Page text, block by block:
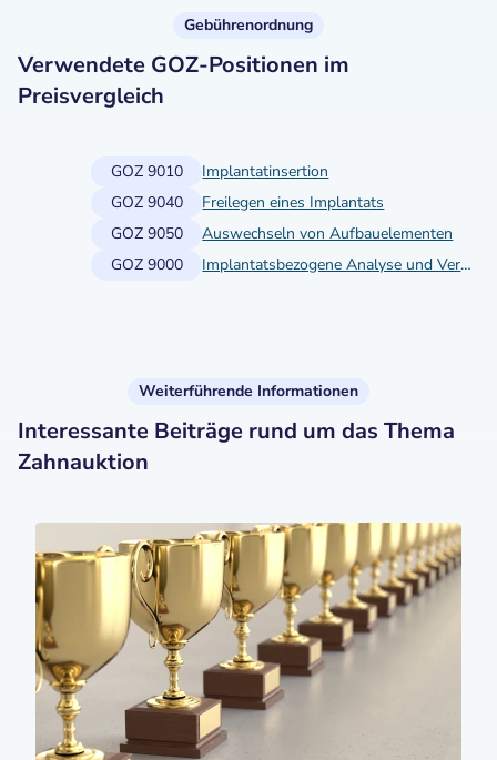
Gebührenordnung
Verwendete GOZ-Positionen im
Preisvergleich
GOZ 9010
Implantatinsertion
GOZ 9040
Freilegen eines Implantats
GOZ 9050
Auswechseln von Aufbauelementen
GOZ 9000
Implantatsbezogene Analyse und Vermessung
Weiterführende Informationen
Interessante Beiträge rund um das Thema
Zahnauktion